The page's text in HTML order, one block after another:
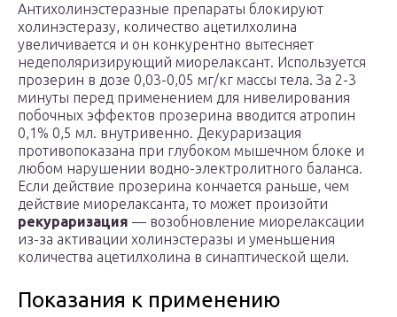
Антихолинэстеразные препараты блокируют
холинэстеразу, количество ацетилхолина
увеличивается и он конкурентно вытесняет
недеполяризирующий миорелаксант. Используется
прозерин в дозе 0,03-0,05 мг/кг массы тела. За 2-3
минуты перед применением для нивелирования
побочных эффектов прозерина вводится атропин
0,1% 0,5 мл. внутривенно. Декураризация
противопоказана при глубоком мышечном блоке и
любом нарушении водно-электролитного баланса.
Если действие прозерина кончается раньше, чем
действие миорелаксанта, то может произойти
рекураризация — возобновление миорелаксации
из-за активации холинэстеразы и уменьшения
количества ацетилхолина в синаптической щели.
Показания к применению